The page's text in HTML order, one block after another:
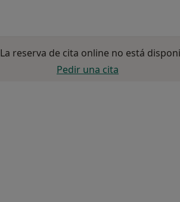
La reserva de cita online no está
Pedir una cita